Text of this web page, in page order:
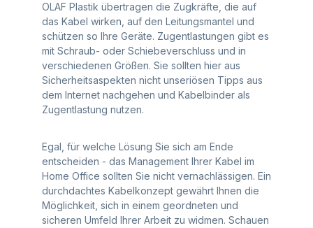
OLAF Plastik übertragen die Zugkräfte, die auf
das Kabel wirken, auf den Leitungsmantel und
schützen so Ihre Geräte. Zugentlastungen gibt es
mit Schraub- oder Schiebeverschluss und in
verschiedenen Größen. Sie sollten hier aus
Sicherheitsaspekten nicht unseriösen Tipps aus
dem Internet nachgehen und Kabelbinder als
Zugentlastung nutzen.
Egal, für welche Lösung Sie sich am Ende
entscheiden - das Management Ihrer Kabel im
Home Office sollten Sie nicht vernachlässigen. Ein
durchdachtes Kabelkonzept gewährt Ihnen die
Möglichkeit, sich in einem geordneten und
sicheren Umfeld Ihrer Arbeit zu widmen. Schauen